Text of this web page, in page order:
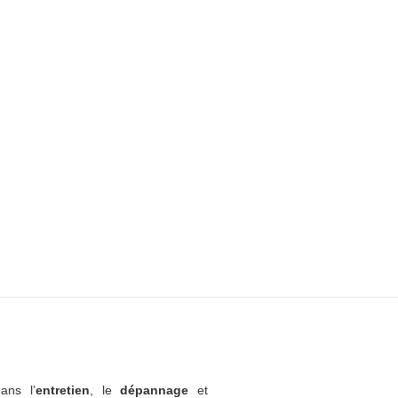
l’entretien , ledépannage et